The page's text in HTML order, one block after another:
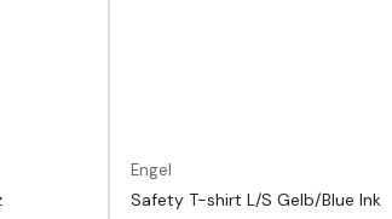
Engel
Safety T-shirt L/S Gelb/Blue Ink